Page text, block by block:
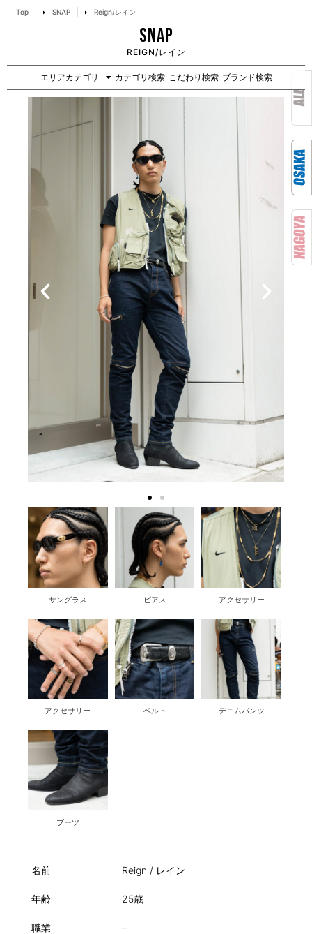
Top SNAP Reign/レイン
SNAP
REIGN/レイン
エリアカテゴリ カテゴリ検索 こだわり検索 ブランド検索
サングラス ピアス アクセサリー
アクセサリー ベルト デニムパンツ
ブーツ
名前 Reign / レイン
年齢 25歳
職業 –